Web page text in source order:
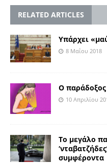
RELATED ARTICLES
Υπάρχει
8 Μαΐου 2018
Ο
10 Απριλίου
Το μεγάλο
συμφέροντα